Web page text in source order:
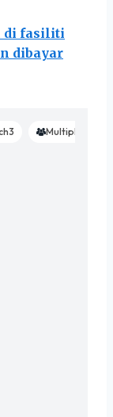
di fasiliti
dibayar